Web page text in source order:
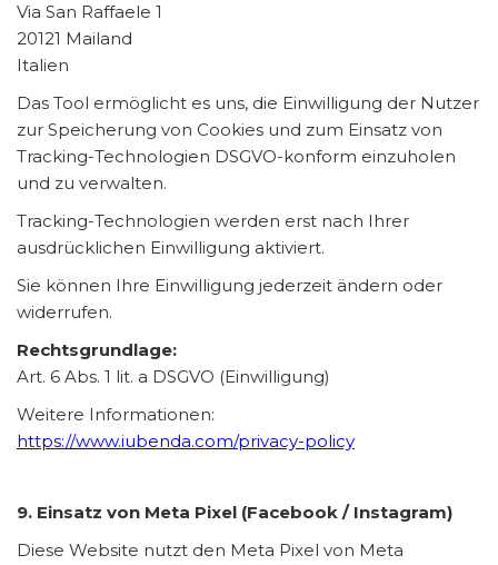
Via San Raffaele 1
20121 Mailand
Italien
Das Tool ermöglicht es uns, die Einwilligung der Nutzer
zur Speicherung von Cookies und zum Einsatz von
Tracking-Technologien DSGVO-konform einzuholen
und zu verwalten.
Tracking-Technologien werden erst nach Ihrer
ausdrücklichen Einwilligung aktiviert.
Sie können Ihre Einwilligung jederzeit ändern oder
widerrufen.
Rechtsgrundlage:
Art. 6 Abs. 1 lit. a DSGVO (Einwilligung)
Weitere Informationen:
https://www.iubenda.com/privacy-policy
9. Einsatz von Meta Pixel (Facebook / Instagram)
Diese Website nutzt den Meta Pixel von Meta